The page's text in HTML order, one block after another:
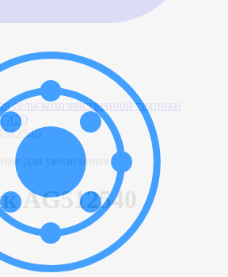
сельскохозяйственной техники
для увеличения
AG512540